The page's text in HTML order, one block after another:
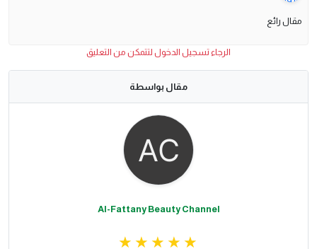
مقال رائع
الرجاء تسجيل الدخول لتتمكن من التعليق
مقال بواسطة
Al-Fattany Beauty Channel